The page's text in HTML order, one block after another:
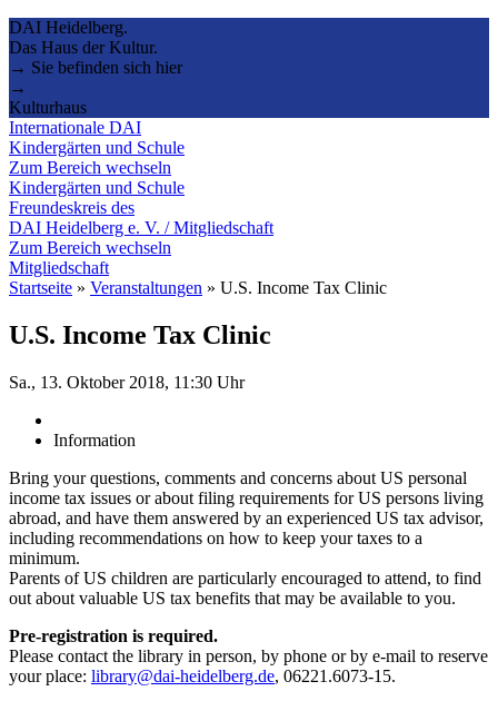
DAI Heidelberg.
Das Haus der Kultur.
→ Sie befinden sich hier
→
Kulturhaus
Internationale DAI
Kindergärten und Schule
Zum Bereich wechseln
Kindergärten und Schule
Freundeskreis des
DAI Heidelberg e. V. / Mitgliedschaft
Zum Bereich wechseln
Mitgliedschaft
Startseite » Veranstaltungen » U.S. Income Tax Clinic
U.S. Income Tax Clinic
Sa., 13. Oktober 2018, 11:30 Uhr
Information
Bring your questions, comments and concerns about US personal
income tax issues or about filing requirements for US persons living
abroad, and have them answered by an experienced US tax advisor,
including recommendations on how to keep your taxes to a
minimum.
Parents of US children are particularly encouraged to attend, to find
out about valuable US tax benefits that may be available to you.
Pre-registration is required.
Please contact the library in person, by phone or by e-mail to reserve
your place: library@dai-heidelberg.de, 06221.6073-15.